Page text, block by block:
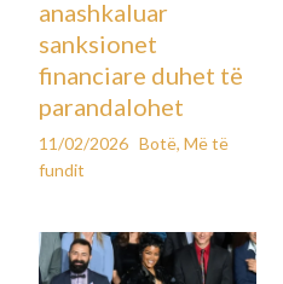
anashkaluar
sanksionet
financiare duhet të
parandalohet
11/02/2026 Botë,Më të
fundit